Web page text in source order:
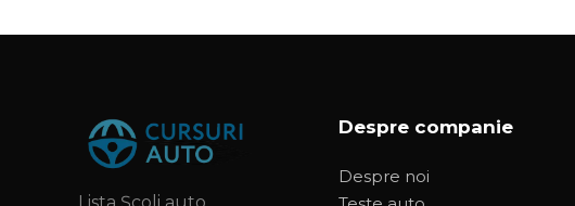
Despre companie
Despre noi